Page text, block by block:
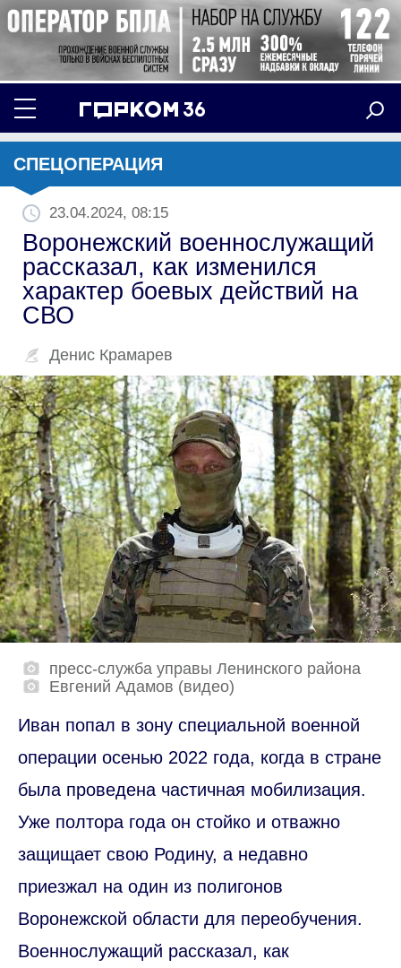
СПЕЦОПЕРАЦИЯ
23.04.2024, 08:15
Воронежский военнослужащий
рассказал, как изменился
характер боевых действий на
СВО
Денис Крамарев
пресс-служба управы Ленинского района
Евгений Адамов (видео)
Иван попал в зону специальной военной
операции осенью 2022 года, когда в стране
была проведена частичная мобилизация.
Уже полтора года он стойко и отважно
защищает свою Родину, а недавно
приезжал на один из полигонов
Воронежской области для переобучения.
Военнослужащий рассказал, как